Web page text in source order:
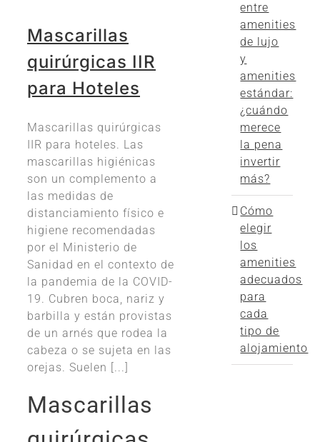
Mascarillas
quirúrgicas IIR
para Hoteles
Mascarillas quirúrgicas
IIR para hoteles. Las
mascarillas higiénicas
son un complemento a
las medidas de
distanciamiento físico e
higiene recomendadas
por el Ministerio de
Sanidad en el contexto de
la pandemia de la COVID-
19. Cubren boca, nariz y
barbilla y están provistas
de un arnés que rodea la
cabeza o se sujeta en las
orejas. Suelen [...]
Mascarillas
entre
amenities
de lujo
y
amenities
estándar:
¿cuándo
merece
la pena
invertir
más?
Cómo
elegir
los
amenities
adecuados
para
cada
tipo de
alojamiento